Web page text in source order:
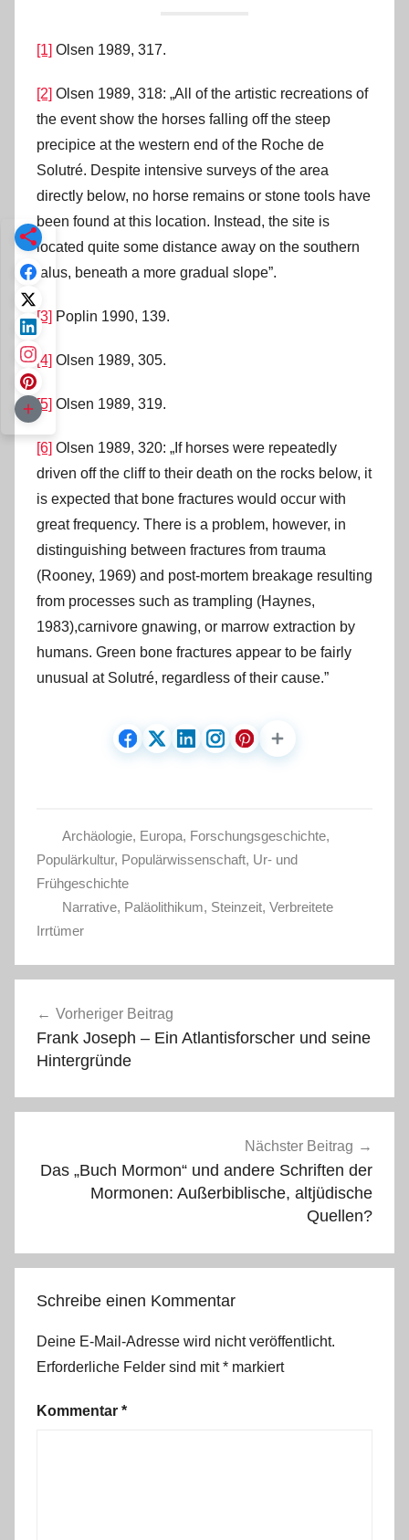
[1] Olsen 1989, 317.
[2] Olsen 1989, 318: „All of the artistic recreations of
the event show the horses falling off the steep
precipice at the western end of the Roche de
Solutré. Despite intensive surveys of the area
directly below, no horse remains or stone tools have
been found at this location. Instead, the site is
located quite some distance away on the southern
talus, beneath a more gradual slope”.
[3] Poplin 1990, 139.
[4] Olsen 1989, 305.
[5] Olsen 1989, 319.
[6] Olsen 1989, 320: „If horses were repeatedly
driven off the cliff to their death on the rocks below, it
is expected that bone fractures would occur with
great frequency. There is a problem, however, in
distinguishing between fractures from trauma
(Rooney, 1969) and post-mortem breakage resulting
from processes such as trampling (Haynes,
1983),carnivore gnawing, or marrow extraction by
humans. Green bone fractures appear to be fairly
unusual at Solutré, regardless of their cause.”
Archäologie, Europa, Forschungsgeschichte,
Populärkultur, Populärwissenschaft, Ur- und
Frühgeschichte
Narrative, Paläolithikum, Steinzeit, Verbreitete
Irrtümer
Vorheriger Beitrag
Frank Joseph – Ein Atlantisforscher und seine
Hintergründe
Nächster Beitrag
Das „Buch Mormon“ und andere Schriften der
Mormonen: Außerbiblische, altjüdische
Quellen?
Schreibe einen Kommentar
Deine E-Mail-Adresse wird nicht veröffentlicht.
Erforderliche Felder sind mit* markiert
Kommentar *